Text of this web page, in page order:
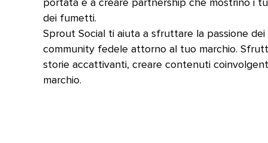
portata e a creare partnership che mostrino i
dei fumetti.​​
Sprout Social ti aiuta a sfruttare la passione
community fedele attorno al tuo marchio.
storie accattivanti, creare contenuti
marchio.​​